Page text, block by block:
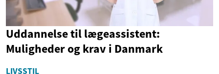
Uddannelse til lægeassistent:
Muligheder og krav i Danmark
LIVSSTIL